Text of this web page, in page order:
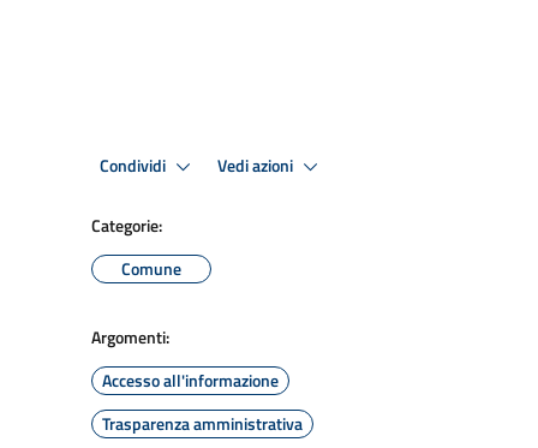
Condividi Vedi azioni
Categorie:
Comune
Argomenti:
Accesso all'informazione
Trasparenza amministrativa